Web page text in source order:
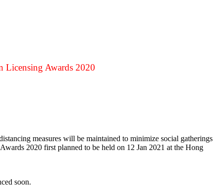
Licensing Awards 2020
measures will be maintained to minimize social gatherings
2020 first planned to be held on 12 Jan 2021 at the Hong
soon.